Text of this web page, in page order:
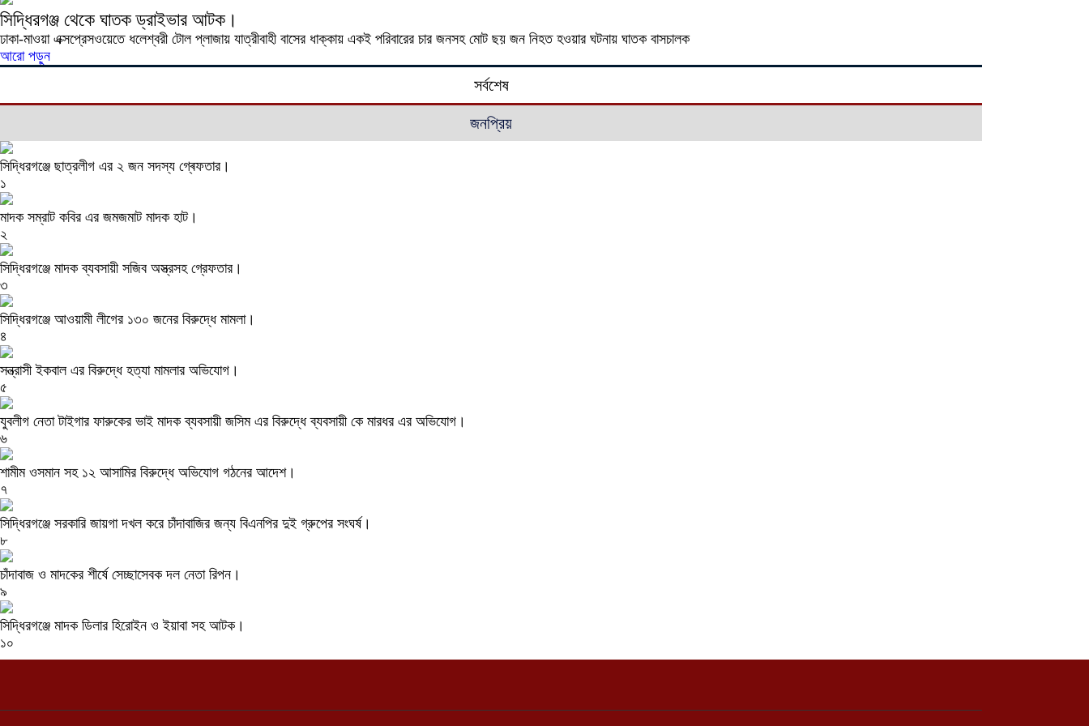
সিদ্ধিরগঞ্জ থেকে ঘাতক ড্রাইভার আটক।
ঢাকা-মাওয়া এক্সপ্রেসওয়েতে ধলেশ্বরী টোল প্লাজায় যাত্রীবাহী বাসের ধাক্কায় একই পরিবারের চার জনসহ মোট ছয় জন নিহত হওয়ার ঘটনায় ঘাতক বাসচালক
আরো পড়ুন
সর্বশেষ
জনপ্রিয়
সিদ্ধিরগঞ্জে ছাত্রলীগ এর ২ জন সদস্য গ্ৰেফতার।
১
মাদক সম্রাট কবির এর জমজমাট মাদক হাট।
২
সিদ্ধিরগঞ্জে মাদক ব্যবসায়ী সজিব অস্ত্রসহ গ্রেফতার।
৩
সিদ্ধিরগঞ্জে আওয়ামী লীগের ১৩০ জনের বিরুদ্ধে মামলা।
৪
সন্ত্রাসী ইকবাল এর বিরুদ্ধে হত্যা মামলার অভিযোগ।
৫
যুবলীগ নেতা টাইগার ফারুকের ভাই মাদক ব্যবসায়ী জসিম এর বিরুদ্ধে ব্যবসায়ী কে মারধর এর অভিযোগ।
৬
শামীম ওসমান সহ ১২ আসামির বিরুদ্ধে অভিযোগ গঠনের আদেশ।
৭
সিদ্ধিরগঞ্জে সরকারি জায়গা দখল করে চাঁদাবাজির জন্য বিএনপির দুই গ্রুপের সংঘর্ষ।
৮
চাঁদাবাজ ও মাদকের শীর্ষে সেচ্ছাসেবক দল নেতা রিপন।
৯
সিদ্ধিরগঞ্জে মাদক ডিলার হিরোইন ও ইয়াবা সহ আটক।
১০